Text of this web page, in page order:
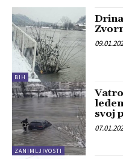
BIH
ZANIMLJIVOSTI
svoj